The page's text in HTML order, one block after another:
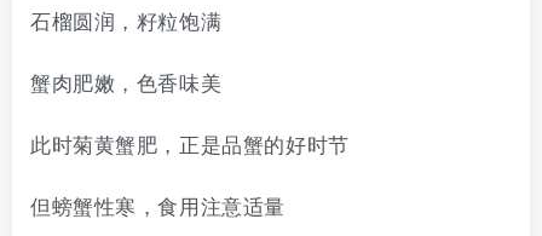
石榴圆润，籽粒饱满
蟹肉肥嫩，色香味美
此时菊黄蟹肥， 正是品蟹的好时节
但螃蟹性寒，食用注意适量